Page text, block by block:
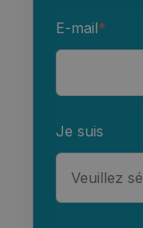
E-mail*
Je suis